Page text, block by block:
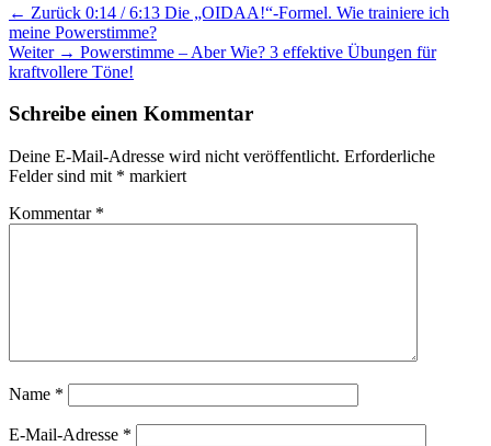
Beitragsnavigation
← Zurück Vorheriger
Beitrag:
0:14 / 6:13 Die „OIDAA!“-Formel. Wie trainiere ich
meine Powerstimme?
Weiter → Nächster
Beitrag:
Powerstimme – Aber Wie? 3 effektive Übungen für
kraftvollere Töne!
Schreibe einen Kommentar
Deine E-Mail-Adresse wird nicht veröffentlicht. Erforderliche
Felder sind mit * markiert
Kommentar *
Name *
E-Mail-Adresse *